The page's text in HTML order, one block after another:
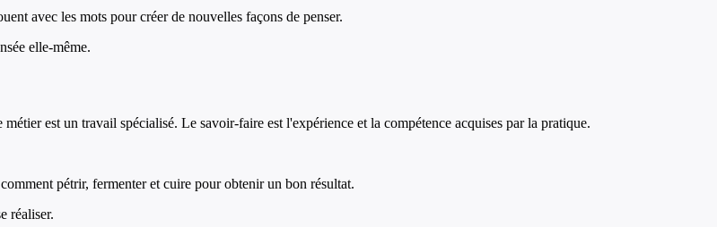
avec les mots pour créer de nouvelles façons de penser.
elle-même.
est un travail spécialisé. Le savoir-faire est l'expérience et la compétence acquises par la pratique.
pétrir, fermenter et cuire pour obtenir un bon résultat.
réaliser.